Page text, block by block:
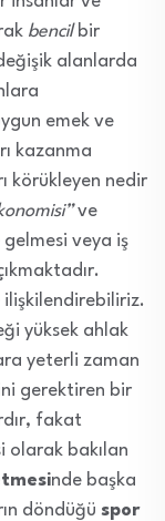
bencilbir
alanlarda
emek ve
kazanma
körükleyen nedir
ve
veya iş
ilişkilendirebiliriz.
yüksek ahlak
yeterli zaman
gerektiren bir
fakat
olarak bakılan
nde başka
döndüğü spor